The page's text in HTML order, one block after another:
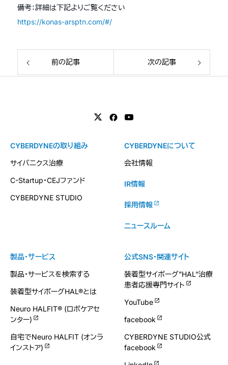
備考：詳細は下記よりご覧ください
https://konas-arsptn.com/#/
前の記事 次の記事
製品・サービス
製品・サービスを検索する
装着型サイボーグHAL®とは
Neuro HALFIT® (ロボケアセ
ンター)
自宅でNeuro HALFIT (オンラ
インストア)
CYBERDYNEの取り組み
サイバニクス治療
C-Startup・CEJファンド
CYBERDYNE STUDIO
CYBERDYNEについて
会社情報
IR情報
採用情報
ニュースルーム
公式SNS・関連サイト
装着型サイボーグ”HAL”治療
患者応援専門サイト
YouTube
facebook
CYBERDYNE STUDIO公式
facebook